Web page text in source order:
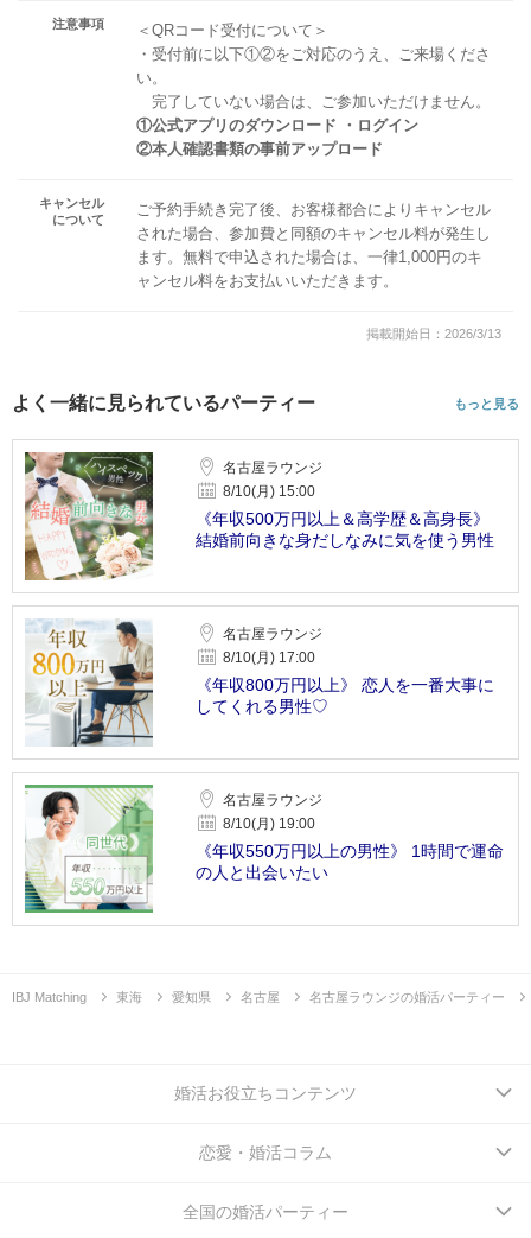
注意事項
＜QRコード受付について＞
・受付前に以下①②をご対応のうえ、ご来場くださ
い。
完了していない場合は、ご参加いただけません。
①公式アプリのダウンロード ・ログイン
②本人確認書類の事前アップロード
キャンセル
について
ご予約手続き完了後、お客様都合によりキャンセル
された場合、参加費と同額のキャンセル料が発生し
ます。無料で申込された場合は、一律1,000円のキ
ャンセル料をお支払いいただきます。
掲載開始日：2026/3/13
よく一緒に見られているパーティー もっと見る
名古屋ラウンジ
8/10(月) 15:00
《年収500万円以上＆高学歴＆高身長》
結婚前向きな身だしなみに気を使う男性
名古屋ラウンジ
8/10(月) 17:00
《年収800万円以上》 恋人を一番大事に
してくれる男性♡
名古屋ラウンジ
8/10(月) 19:00
《年収550万円以上の男性》 1時間で運命
の人と出会いたい
IBJ Matching 東海 愛知県 名古屋 名古屋ラウンジの婚活パーティー
婚活お役立ちコンテンツ
恋愛・婚活コラム
全国の婚活パーティー